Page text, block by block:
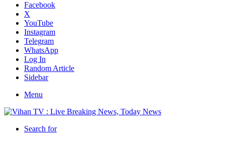
Facebook
X
YouTube
Instagram
Telegram
WhatsApp
Log In
Random Article
Sidebar
Menu
Search for